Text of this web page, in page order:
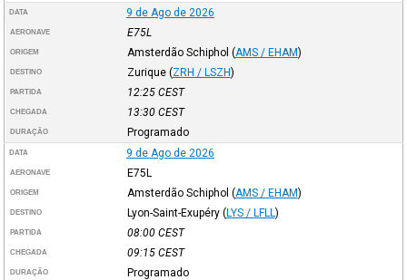
DATA 9 de Ago de 2026
AERONAVE E75L
ORIGEM Amsterdão Schiphol (AMS / EHAM)
DESTINO Zurique (ZRH / LSZH)
PARTIDA 12:25 CEST
CHEGADA 13:30 CEST
DURAÇÃO Programado
DATA 9 de Ago de 2026
AERONAVE E75L
ORIGEM Amsterdão Schiphol (AMS / EHAM)
DESTINO Lyon-Saint-Exupéry (LYS / LFLL )
PARTIDA 08:00 CEST
CHEGADA 09:15 CEST
DURAÇÃO Programado